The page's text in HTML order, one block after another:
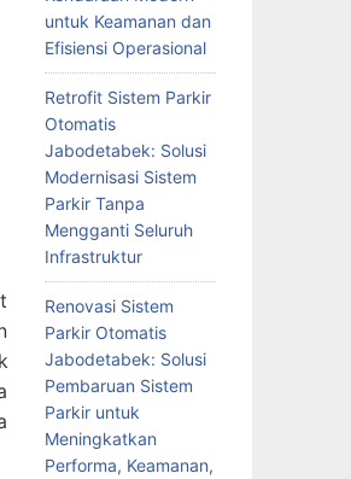
untuk Keamanan dan
Efisiensi Operasional
Retrofit Sistem Parkir
Otomatis
Jabodetabek: Solusi
Modernisasi Sistem
Parkir Tanpa
Mengganti Seluruh
Infrastruktur
Renovasi Sistem
Parkir Otomatis
Jabodetabek: Solusi
Pembaruan Sistem
Parkir untuk
Meningkatkan
Performa, Keamanan,